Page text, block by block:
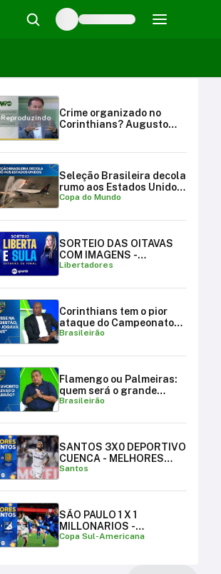
Reproduzindo
Crime organizado no
Corinthians? Augusto
Seleção Brasileira decola
rumo aos Estados Unidos
para a Copa do Mundo
Copa do Mundo
SORTEIO DAS OITAVAS
COM IMAGENS -
LIBERTADORES E
Libertadores
Corinthians tem o pior
ataque do Campeonato
Brasileiro
Brasileirão
Flamengo ou Palmeiras:
quem será o grande
campeão brasileiro?
Brasileirão
SANTOS 3X0 DEPORTIVO
CUENCA - MELHORES
MOMENTOS
Santos
SÃO PAULO 1 X 1
MILLONARIOS -
MELHORES MOMENTOS |
Copa Sul-Americana